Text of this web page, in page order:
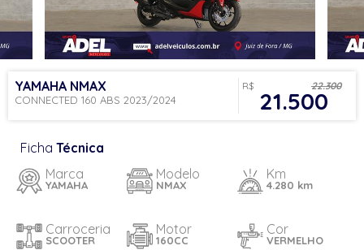
YAMAHA NMAX
CONNECTED 160 ABS 2023/2024
R$ 22.300
21.500
Ficha Técnica
Marca
YAMAHA
Modelo
NMAX
Km
4.280 km
Carroceria
SCOOTER
Motor
160CC
Cor
VERMELHO